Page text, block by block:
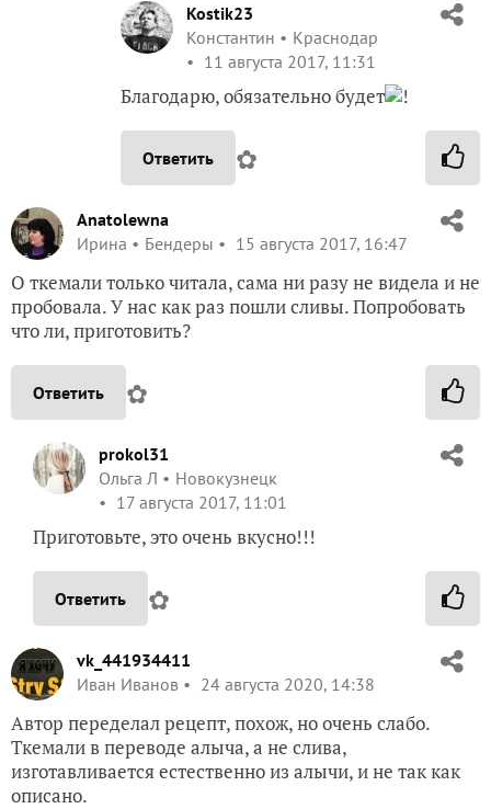
Kostik23
Константин
Краснодар
11 августа 2017, 11:31
Благодарю, обязательно будет !
Ответить ✿
Anatolewna
Ирина
Бендеры 15 августа 2017, 16:47
О ткемали только читала, сама ни разу не видела и не
пробовала. У нас как раз пошли сливы. Попробовать
что ли, приготовить?
Ответить ✿
prokol31
Ольга Л
Новокузнецк
17 августа 2017, 11:01
Приготовьте, это очень вкусно!!!
Ответить ✿
vk_441934411
Иван Иванов
24 августа 2020, 14:38
Автор переделал рецепт, похож, но очень слабо.
Ткемали в переводе алыча, а не слива,
изготавливается естественно из алычи, и не так как
описано.